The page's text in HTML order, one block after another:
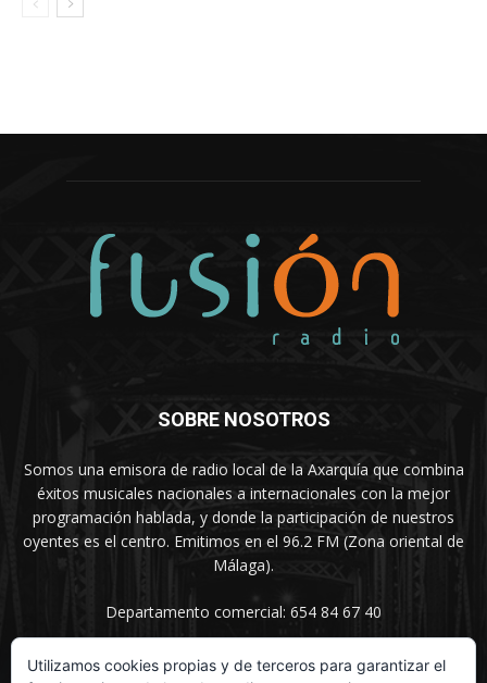
SOBRE NOSOTROS
Somos una emisora de radio local de la Axarquía que combina
éxitos musicales nacionales a internacionales con la mejor
programación hablada, y donde la participación de nuestros
oyentes es el centro. Emitimos en el 96.2 FM (Zona oriental de
Málaga).
Departamento comercial: 654 84 67 40
Utilizamos cookies propias y de terceros para garantizar el